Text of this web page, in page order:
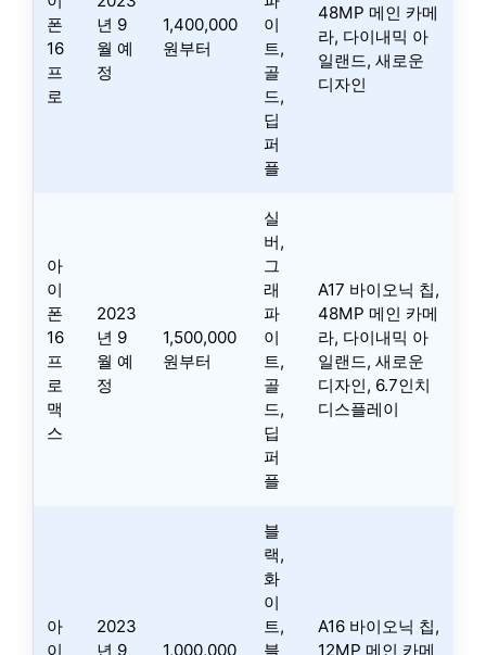
폰
16
프
로
년 9
월 예
정
1,400,000
원부터
이
트,
골
드,
딥
퍼
플
48MP 메인 카메
라, 다이내믹 아
일랜드, 새로운
디자인
아
이
폰
16
프
로
맥
스
2023
년 9
월 예
정
1,500,000
원부터
실
버,
그
래
파
이
트,
골
드,
딥
퍼
플
A17 바이오닉 칩,
48MP 메인 카메
라, 다이내믹 아
일랜드, 새로운
디자인, 6.7인치
디스플레이
아
이
2023
년 9
1,000,000
블
랙,
화
이
트,
블
A16 바이오닉 칩,
12MP 메인 카메